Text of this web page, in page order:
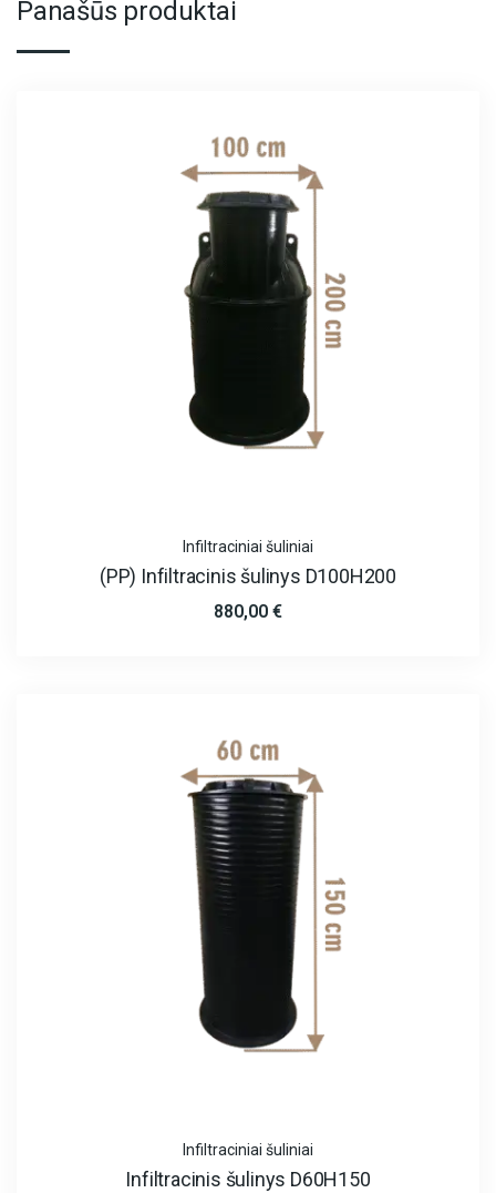
Panašūs produktai
Infiltraciniai šuliniai
(PP) Infiltracinis šulinys D100H200
880,00 €
Infiltraciniai šuliniai
Infiltracinis šulinys D60H150